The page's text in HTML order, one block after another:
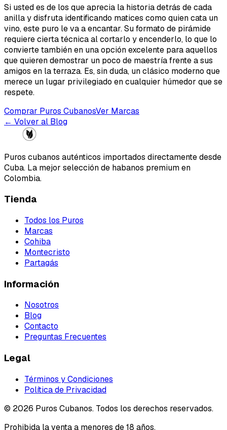
Si usted es de los que aprecia la historia detrás de cada
anilla y disfruta identificando matices como quien cata un
vino, este puro le va a encantar. Su formato de pirámide
requiere cierta técnica al cortarlo y encenderlo, lo que lo
convierte también en una opción excelente para aquellos
que quieren demostrar un poco de maestría frente a sus
amigos en la terraza. Es, sin duda, un clásico moderno que
merece un lugar privilegiado en cualquier húmedor que se
respete.
Comprar Puros CubanosVer Marcas
← Volver al Blog
Puros cubanos auténticos importados directamente desde
Cuba. La mejor selección de habanos premium en
Colombia.
Tienda
Todos los Puros
Marcas
Cohiba
Montecristo
Partagás
Información
Nosotros
Blog
Contacto
Preguntas Frecuentes
Legal
Términos y Condiciones
Política de Privacidad
© 2026 Puros Cubanos. Todos los derechos reservados.
Prohibida la venta a menores de 18 años.